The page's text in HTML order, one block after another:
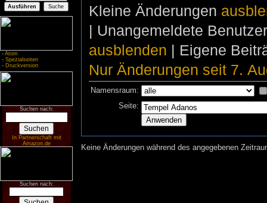
- Atom
- Spezialseiten
- Druckversion
Suchen nach:
In Partnerschaft mit
Amazon.de
Suchen nach:
Kleine Änderungen
| Unangemeldete
ausblenden | Eigene
Nur Änderungen seit 7.
Namensraum:
Seite:
Keine Änderungen während des angegebenen